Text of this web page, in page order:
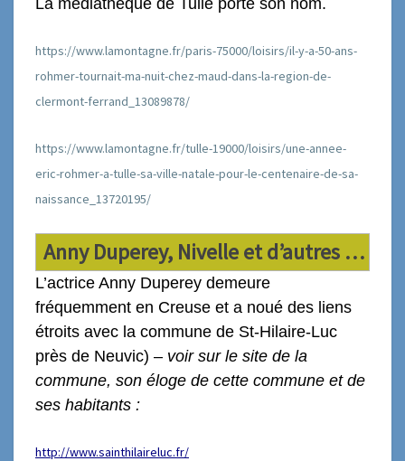
https://www.lamontagne.fr/paris-75000/loisirs/il-y-a-50-ans-
rohmer-tournait-ma-nuit-chez-maud-dans-la-region-de-
clermont-ferrand_13089878/
https://www.lamontagne.fr/tulle-19000/loisirs/une-annee-
eric-rohmer-a-tulle-sa-ville-natale-pour-le-centenaire-de-sa-
naissance_13720195/
Anny Duperey, Nivelle et d’autres …
L’actrice Anny Duperey demeure
fréquemment en Creuse et a noué des liens
étroits avec la commune de St-Hilaire-Luc
près de Neuvic) – voir sur le site de la
commune, son éloge de cette commune et de
ses habitants :
http://www.sainthilaireluc.fr/